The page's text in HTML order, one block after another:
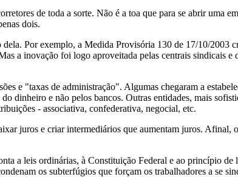
de toda a sorte. Não é a toa que para se abrir uma
dois.
Por exemplo, a Medida Provisória 130 de 17/10/2003
a inovação foi logo aproveitada pelas centrais sindicais e
e "taxas de administração". Algumas chegaram a
dinheiro e não pelos bancos. Outras entidades, mais
- associativa, confederativa, negocial, etc.
juros e criar intermediários que aumentam juros. Afinal,
a leis ordinárias, à Constituição Federal e ao princípio de
os subterfúgios que forçam os trabalhadores a se